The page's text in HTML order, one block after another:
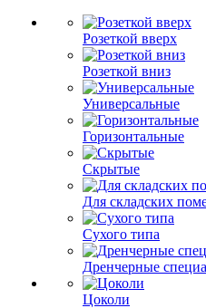
Розеткой вверх
Розеткой вниз
Универсальные
Горизонтальные
Скрытые
Для складских
Сухого типа
Дренчерные
Цоколи